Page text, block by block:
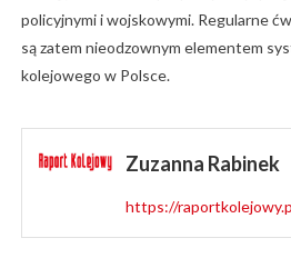
policyjnymiiwojskowymi. Regularne
sązatem nieodzownym elementem
kolejowego w Polsce.
Zuzanna Rabinek
https://